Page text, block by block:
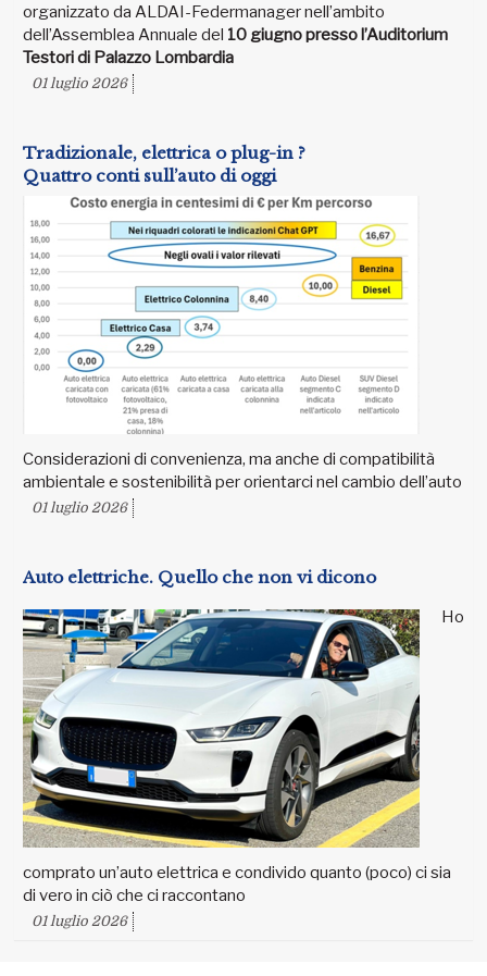
organizzato da ALDAI-Federmanager nell’ambito
dell’Assemblea Annuale del 10 giugno presso l’Auditorium
Testori di Palazzo Lombardia
01 luglio 2026
Tradizionale, elettrica o plug-in ?
Quattro conti sull’auto di oggi
Considerazioni di convenienza, ma anche di compatibilità
ambientale e sostenibilità per orientarci nel cambio dell’auto
01 luglio 2026
Auto elettriche. Quello che non vi dicono
Ho
comprato un’auto elettrica e condivido quanto (poco) ci sia
di vero in ciò che ci raccontano
01 luglio 2026